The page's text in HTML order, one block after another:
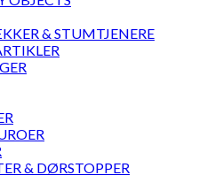
& STUMTJENERE
& DØRSTOPPER